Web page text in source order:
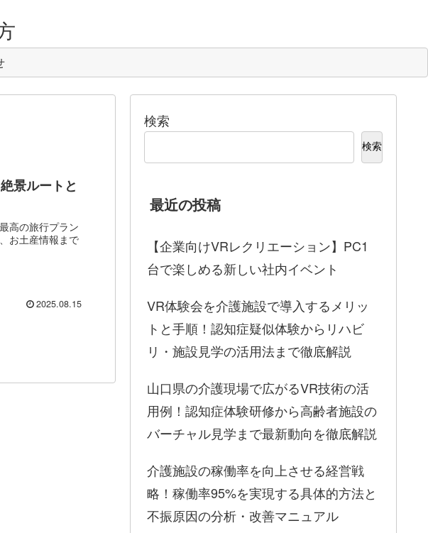
景ルートと
高の旅行プラン
お土産情報まで
2025.08.15
検索
検索
最近の投稿
【企業向けVRレクリエーション】PC1
台で楽しめる新しい社内イベント
VR体験会を介護施設で導入するメリッ
トと手順！認知症疑似体験からリハビ
リ・施設見学の活用法まで徹底解説
山口県の介護現場で広がるVR技術の活
用例！認知症体験研修から高齢者施設の
バーチャル見学まで最新動向を徹底解説
介護施設の稼働率を向上させる経営戦
略！稼働率95%を実現する具体的方法と
不振原因の分析・改善マニュアル